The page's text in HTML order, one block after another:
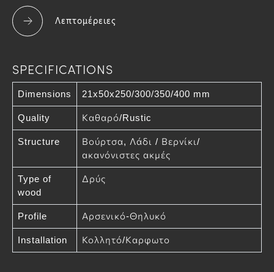
Λεπτομέρειες
SPECIFICATIONS
Dimensions 21x50x250/300/350/400 mm
Quality Καθαρό/Rustic
Structure
Βούρτσα, Λάδι / Βερνίκι/
ακανόνιστες ακμές
Type of
wood
Δρύς
Profile Αρσενικό-Θηλυκό
Installation Κολλητό/Καρφωτο